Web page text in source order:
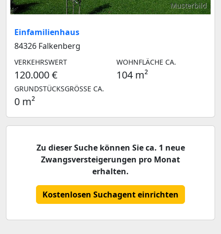
Musterbild
Einfamilienhaus
84326 Falkenberg
VERKEHRSWERT
120.000 €
WOHNFLÄCHE CA.
104 m²
GRUNDSTÜCKSGRÖSSE CA.
0 m²
Zu dieser Suche können Sie ca. 1 neue
Zwangsversteigerungen pro Monat
erhalten.
Kostenlosen Suchagent einrichten